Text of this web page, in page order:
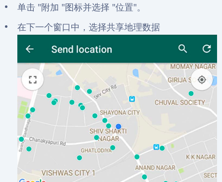
单击 "附加 "图标并选择 "位置"。
在下一个窗口中，选择共享地理数据